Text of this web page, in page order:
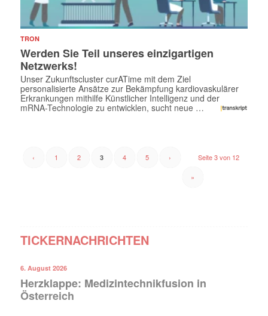
TRON
Werden Sie Teil unseres einzigartigen
Netzwerks!
Unser Zukunftscluster curATime mit dem Ziel
personalisierte Ansätze zur Bekämpfung kardiovaskulärer
Erkrankungen mithilfe Künstlicher Intelligenz und der
mRNA-Technologie zu entwicklen, sucht neue …
Seite 3 von 12
‹ 1 2 3 4 5 ›
»
TICKERNACHRICHTEN
6. August 2026
Herzklappe: Medizintechnikfusion in
Österreich